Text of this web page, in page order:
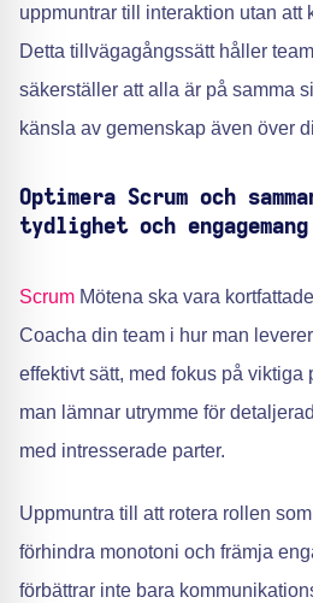
uppmuntrar till interaktion utan att
Detta tillvägagångssätt håller
säkerställer att alla är på samma
känsla av gemenskap även över
Optimera Scrum och
tydlighet och engagemang
Scrum Mötena ska vara
Coacha din team i hur man
effektivt sätt, med fokus på viktiga
man lämnar utrymme för
med intresserade parter.
Uppmuntra till att rotera rollen
förhindra monotoni och främja
förbättrar inte bara